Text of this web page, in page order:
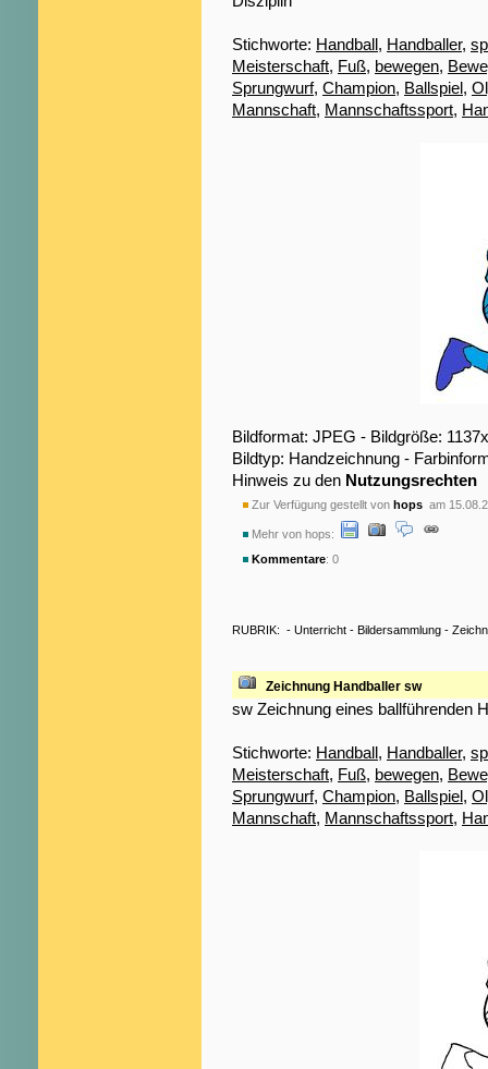
Stichworte: Handball, Handballer,
Meisterschaft, Fuß, bewegen,
Sprungwurf, Champion, Ballspiel,
Mannschaft, Mannschaftssport,
Bildformat: JPEG - Bildgröße:
Bildtyp: Handzeichnung -
Hinweis zu den Nutzungsrechten
Zur Verfügung gestellt von hops am
Mehr von hops:
Kommentare: 0
RUBRIK: - Unterricht - Bildersammlung -
Zeichnung Handballer sw
sw Zeichnung eines ballführenden
Stichworte: Handball, Handballer,
Meisterschaft, Fuß, bewegen,
Sprungwurf, Champion, Ballspiel,
Mannschaft, Mannschaftssport,